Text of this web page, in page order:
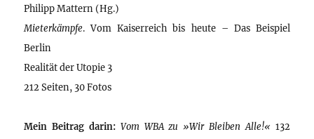
Philipp Mattern (Hg.)
Mieterkämpfe. Vom Kaiserreich bis heute – Das Beispiel
Berlin
Realität der Utopie 3
212 Seiten, 30 Fotos
Mein Beitrag darin: Vom WBA zu »Wir Bleiben Alle!« 132